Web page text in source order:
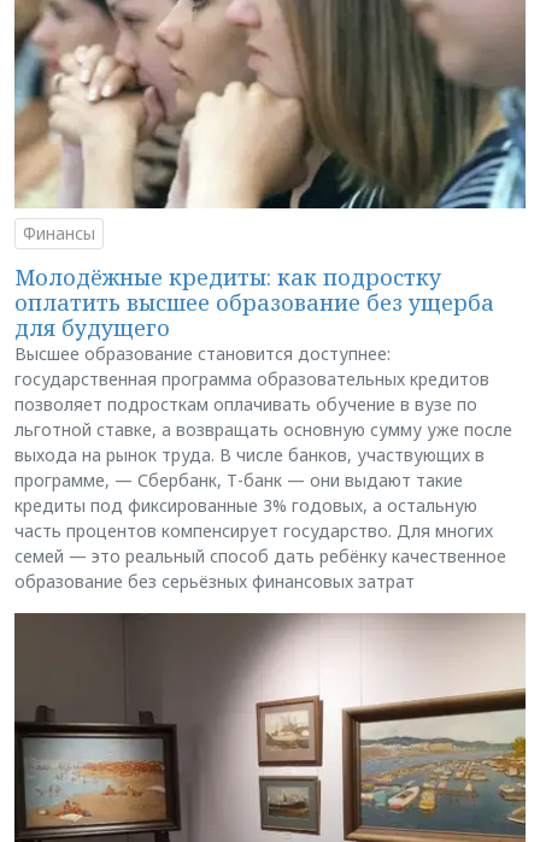
Финансы
Молодёжные кредиты: как подростку
оплатить высшее образование без ущерба
для будущего
Высшее образование становится доступнее:
государственная программа образовательных кредитов
позволяет подросткам оплачивать обучение в вузе по
льготной ставке, а возвращать основную сумму уже после
выхода на рынок труда. В числе банков, участвующих в
программе, — Сбербанк, Т-банк — они выдают такие
кредиты под фиксированные 3% годовых, а остальную
часть процентов компенсирует государство. Для многих
семей — это реальный способ дать ребёнку качественное
образование без серьёзных финансовых затрат